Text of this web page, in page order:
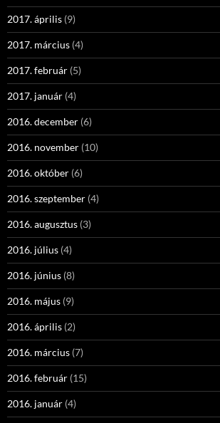
2017. április (9)
2017. március (4)
2017. február (5)
2017. január (4)
2016. december (6)
2016. november (10)
2016. október (6)
2016. szeptember (4)
2016. augusztus (3)
2016. július (4)
2016. június (8)
2016. május (9)
2016. április (2)
2016. március (7)
2016. február (15)
2016. január (4)